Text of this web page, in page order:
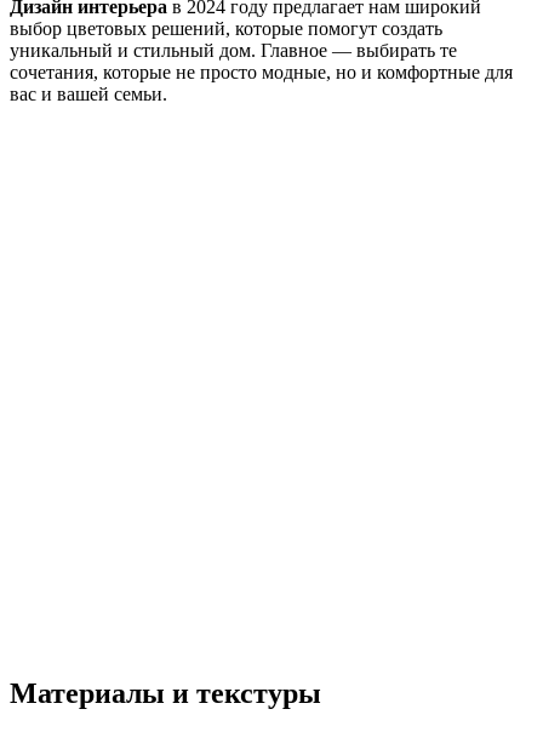
Дизайн интерьера в 2024 году предлагает нам широкий
выбор цветовых решений, которые помогут создать
уникальный и стильный дом. Главное — выбирать те
сочетания, которые не просто модные, но и комфортные для
вас и вашей семьи.
Материалы и текстуры